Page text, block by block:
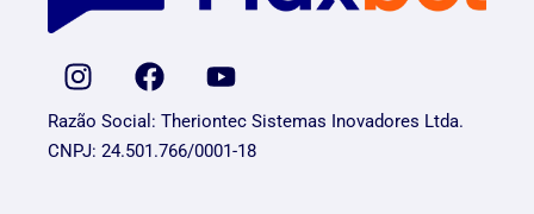
Razão Social: Theriontec Sistemas Inovadores Ltda.
CNPJ: 24.501.766/0001-18